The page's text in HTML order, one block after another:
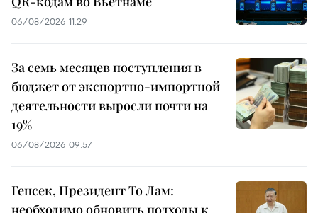
06/08/2026 11:29
За семь месяцев поступления в
бюджет от экспортно-импортной
деятельности выросли почти на
19%
06/08/2026 09:57
Генсек, Президент То Лам: